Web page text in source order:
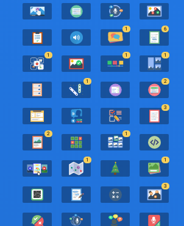
1 6
1 1 1
1 2
3
2 1
1 1
3